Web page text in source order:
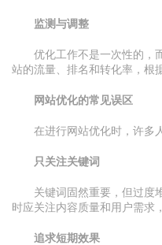
监测与调整
优化工作不是一次性的，
站的流量、排名和转化率，根
网站优化的常见误区
在进行网站优化时，许多
只关注关键词
关键词固然重要，但过度
时应关注内容质量和用户需求
追求短期效果